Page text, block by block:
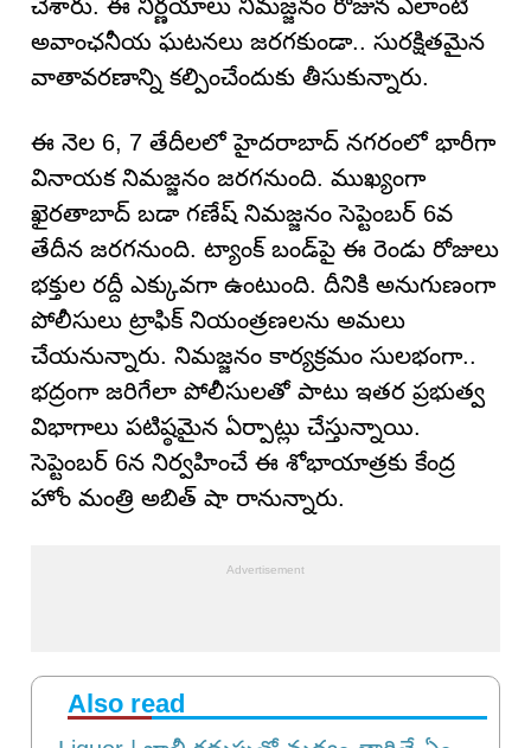
చేశారు. ఈ నిర్ణయాలు నిమజ్జనం రోజున ఎలాంటి
అవాంఛనీయ ఘటనలు జరగకుండా.. సురక్షితమైన
వాతావరణాన్ని కల్పించేందుకు తీసుకున్నారు.
ఈ నెల 6, 7 తేదీలలో హైదరాబాద్ నగరంలో భారీగా
వినాయక నిమజ్జనం జరగనుంది. ముఖ్యంగా
ఖైరతాబాద్ బడా గణేష్ నిమజ్జనం సెప్టెంబర్ 6వ
తేదీన జరగనుంది. ట్యాంక్ బండ్‌పై ఈ రెండు రోజులు
భక్తుల రద్దీ ఎక్కువగా ఉంటుంది. దీనికి అనుగుణంగా
పోలీసులు ట్రాఫిక్ నియంత్రణలను అమలు
చేయనున్నారు. నిమజ్జనం కార్యక్రమం సులభంగా..
భద్రంగా జరిగేలా పోలీసులతో పాటు ఇతర ప్రభుత్వ
విభాగాలు పటిష్ఠమైన ఏర్పాట్లు చేస్తున్నాయి.
సెప్టెంబర్ 6న నిర్వహించే ఈ శోభాయాత్రకు కేంద్ర
హోం మంత్రి అబిత్ షా రానున్నారు.
Also read